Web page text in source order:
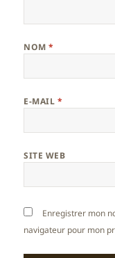
NOM*
E-MAIL *
SITE WEB
Enregistrer mon
navigateur pour mon